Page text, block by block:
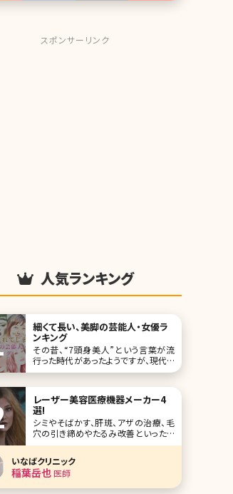
スポンサーリンク
人気ランキング
細くて長い、美脚の芸能人・女優ラ
ンキング
その昔、“7頭身美人”という言葉が流
行った時代があったようですが、現代で
は7頭身どころではなく、8頭身、9頭身
のイメージが一掃されつつあります。そ
の背景には、豊かな食生活が挙げられ
ますが、女性たちの美意識の向上もそ
れに拍車を
レーザー美容医療機器メーカー4
選!
シミやそばかす、肝斑、アザの治療、毛
穴の引き締めやたるみ改善といったア
ンチエイジングの悩み全般からニキビ
肌の悩みに対処できるのがレーザー治
療器を用いた施術です。美容外科・美容
皮膚科を受診する人の多くがレーザー
いなばクリニック
稲葉岳也医師